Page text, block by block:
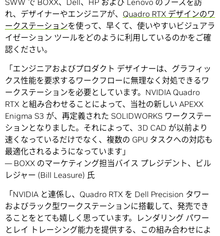
SWW で BOXX、Dell、HP および Lenovo のブースを訪
れ、デザイナーやエンジニアが、 Quadro RTX デザインのワ
ークステーションを使って、早くて、使いやすいビジュアラ
イゼーション ツールをどのように利用しているのかをご確
認ください。
「エンジニアおよびプロダクト デザイナーは、グラフィッ
クス性能を要求するワークフローに無理なく対処できるワ
ークステーションを必要としています。NVIDIA Quadro
RTX と組み合わせることによって、当社の新しい APEXX
Enigma S3 が、再定義された SOLIDWORKS ワークステー
ションとなりました。それによって、3D CAD が以前より
速くなっているだけでなく、複数の GPU タスクへの対応も
最適化されるようになっています」
― BOXX のマーケティング担当バイス プレジデント、ビル
レジャー (Bill Leasure) 氏
「NVIDIA と連係し、Quadro RTX を Dell Precision タワー
およびラック型ワークステーションに搭載して、発売でき
ることをとても嬉しく思っています。レンダリング パワー
とレイ トレーシング能力を提供する、この組み合わせによ